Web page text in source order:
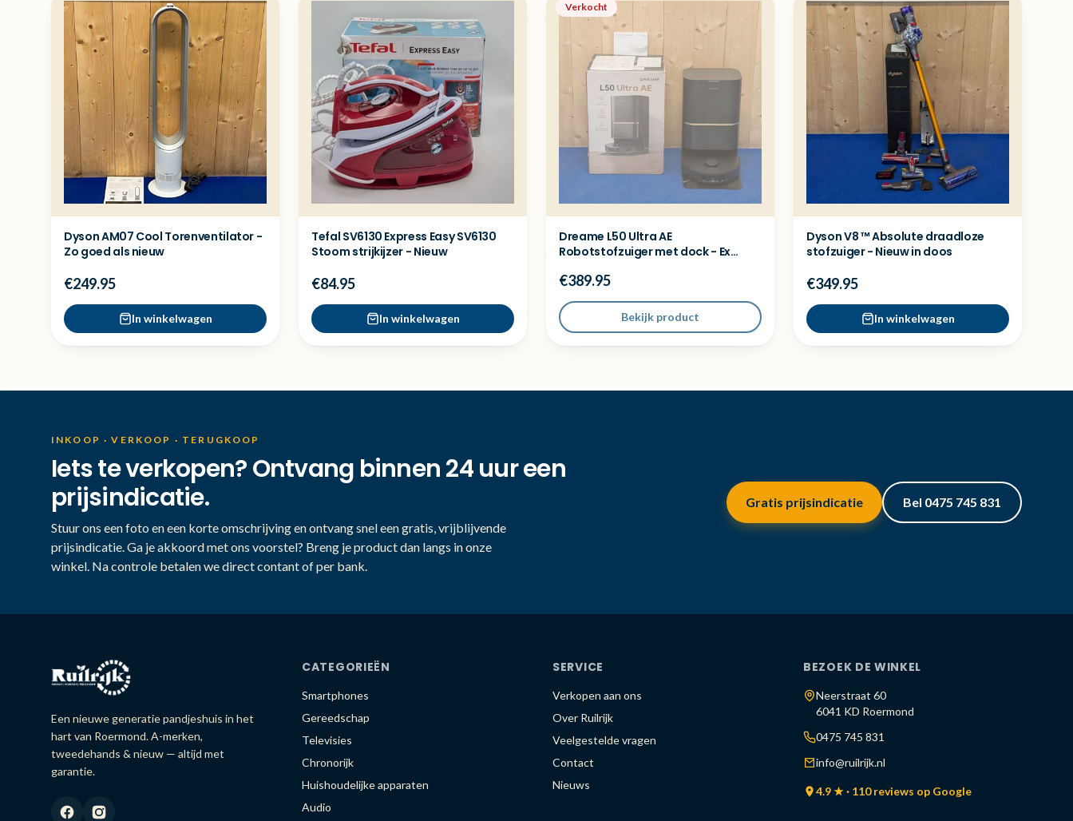
Dyson AM07 Cool Torenventilator -
Zo goed als nieuw
€249.95
In winkelwagen
Tefal SV6130 Express Easy SV6130
Stoom strijkijzer - Nieuw
€84.95
In winkelwagen
Verkocht
Dreame L50 Ultra AE
Robotstofzuiger met dock - Ex
€389.95
Bekijk product
Dyson V8 ™ Absolute draadloze
stofzuiger - Nieuw in doos
€349.95
In winkelwagen
INKOOP · VERKOOP · TERUGKOOP
Iets te verkopen? Ontvang binnen 24 uur een
prijsindicatie.
Stuur ons een foto en een korte omschrijving en ontvang snel een gratis, vrijblijvende
prijsindicatie. Ga je akkoord met ons voorstel? Breng je product dan langs in onze
winkel. Na controle betalen we direct contant of per bank.
Gratis prijsindicatie Bel 0475 745 831
Een nieuwe generatie pandjeshuis in het
hart van Roermond. A-merken,
tweedehands & nieuw — altijd met
garantie.
CATEGORIEËN
Smartphones
Gereedschap
Televisies
Chronorijk
Huishoudelijke apparaten
Audio
SERVICE
Verkopen aan ons
Over Ruilrijk
Veelgestelde vragen
Contact
Nieuws
BEZOEK DE WINKEL
Neerstraat 60
6041 KD Roermond
0475 745 831
info@ruilrijk.nl
4.9 ★ · 110 reviews op Google